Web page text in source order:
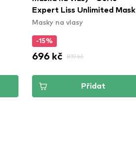
Expert Liss Unlimited Mask
Masky na vlasy
-15%
696 kč 819 kč
Přidat